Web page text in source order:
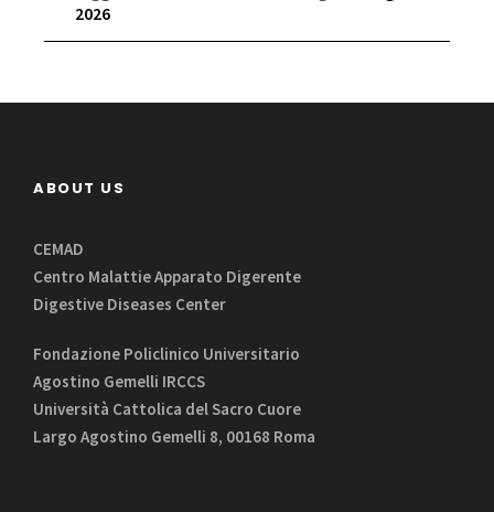
2026
ABOUT US
CEMAD
Centro Malattie Apparato Digerente
Digestive Diseases Center
Fondazione Policlinico Universitario
Agostino Gemelli IRCCS
Università Cattolica del Sacro Cuore
Largo Agostino Gemelli 8, 00168 Roma